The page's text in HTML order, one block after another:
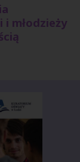
i młodzieży